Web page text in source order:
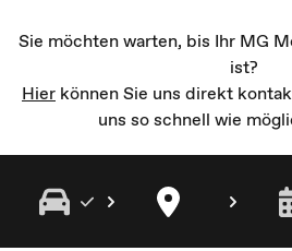
Sie möchten warten, bis Ihr MG
ist?
Hier können Sie uns direkt
uns so schnell wie